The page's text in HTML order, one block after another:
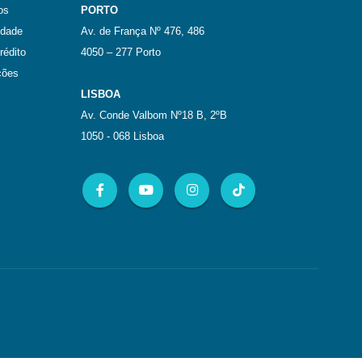
PORTO
Av. de França Nº 476, 486
4050 – 277 Porto
LISBOA
Av. Conde Valbom Nº18 B, 2ºB
1050 - 068 Lisboa